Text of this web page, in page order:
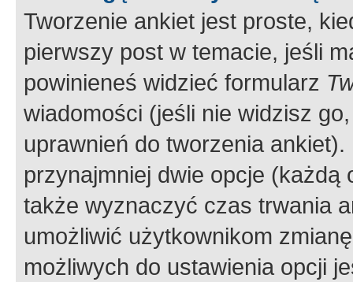
Tworzenie ankiet jest proste,
pierwszy post w temacie, jeśli
powinieneś widzieć formularz
wiadomości (jeśli nie widzisz
uprawnień do tworzenia
przynajmniej dwie opcje
także wyznaczyć czas trwania
umożliwić użytkownikom
możliwych do ustawienia opcji